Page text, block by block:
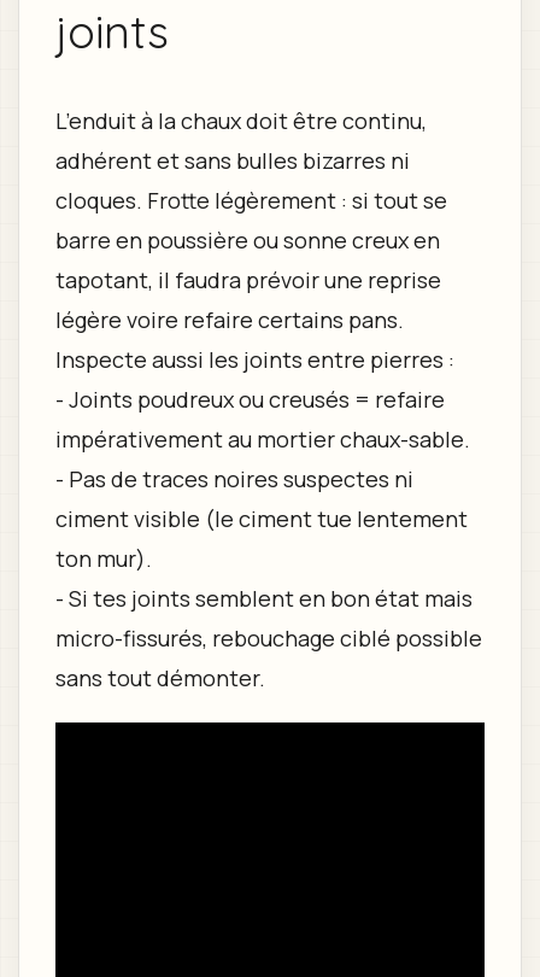
joints
L’enduit à la chaux doit être continu,
adhérent et sans bulles bizarres ni
cloques. Frotte légèrement : si tout se
barre en poussière ou sonne creux en
tapotant, il faudra prévoir une reprise
légère voire refaire certains pans.
Inspecte aussi les joints entre pierres :
- Joints poudreux ou creusés = refaire
impérativement au mortier chaux-sable.
- Pas de traces noires suspectes ni
ciment visible (le ciment tue lentement
ton mur).
- Si tes joints semblent en bon état mais
micro-fissurés, rebouchage ciblé possible
sans tout démonter.